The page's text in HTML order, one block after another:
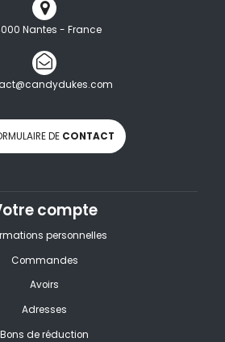
Nantes - France
DE CONTACT
compte
personnelles
Commandes
Avoirs
Adresses
Bons de réduction